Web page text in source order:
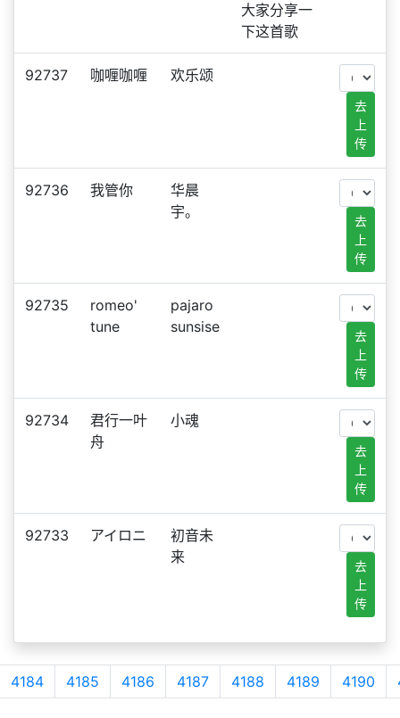
大家分享一
下这首歌
92737 咖喱咖喱 欢乐颂
去
上
传
92736 我管你
华晨
宇。
去
上
传
92735
romeo'
tune
pajaro
sunsise
去
上
传
92734
君行一叶
舟
小魂
去
上
传
92733 アイロニ
初音未
来
去
上
传
4184 4185 4186 4187 4188 4189 4190